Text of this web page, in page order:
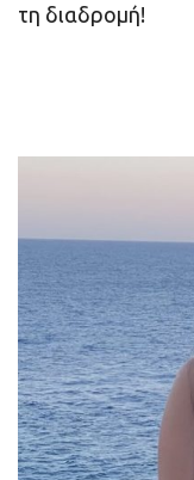
τη διαδρομή!